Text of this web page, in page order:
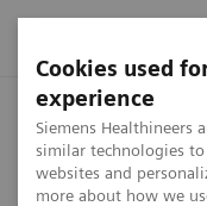
Cookies used
experience
Siemens Healthineers
similar technologies to
websites and
more about how we
Startseite Presse